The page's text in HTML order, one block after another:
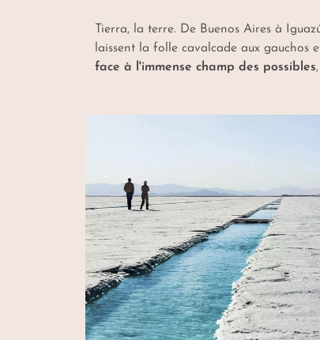
Tierra, la terre. De Buenos Aires à
laissent la folle cavalcade aux gauchos
face à l'immense champ des possibles